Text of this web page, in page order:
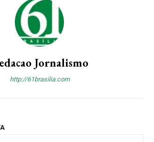
Jornalismo
http://61brasilia.com